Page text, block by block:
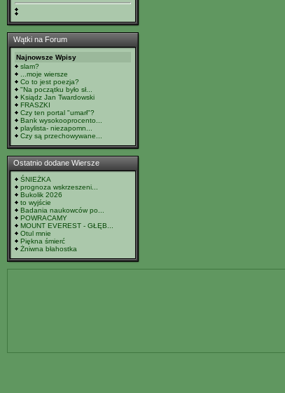
Wątki na Forum
Najnowsze Wpisy
slam?
...moje wiersze
Co to jest poezja?
"Na początku było sł...
Ksiądz Jan Twardowski
FRASZKI
Czy ten portal "umarł"?
Bank wysokooprocento...
playlista- niezapomn...
Czy są przechowywane...
Ostatnio dodane Wiersze
ŚNIEŻKA
prognoza wskrzeszeni...
Bukolik 2026
to wyjście
Badania naukowców po...
POWRACAMY
MOUNT EVEREST - GŁĘB...
Otul mnie
Piękna śmierć
Żniwna błahostka